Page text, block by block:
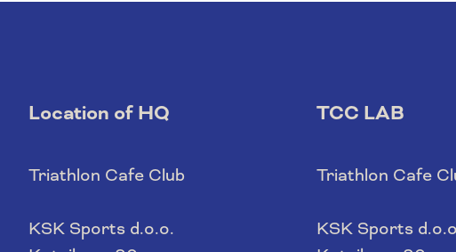
Location of HQ
Triathlon Cafe Club
KSK Sports d.o.o.
TCC LAB
Triathlon Cafe
KSK Sports